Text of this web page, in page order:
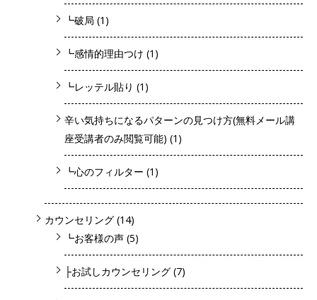
┗破局 (1)
┗感情的理由つけ (1)
┗レッテル貼り (1)
辛い気持ちになるパターンの見つけ方(無料メール講
座受講者のみ閲覧可能) (1)
┗心のフィルター (1)
カウンセリング (14)
┗お客様の声 (5)
├お試しカウンセリング (7)